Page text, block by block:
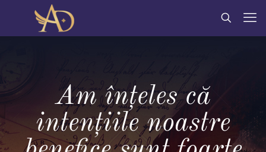
Am înțeles că
intențiile noastre